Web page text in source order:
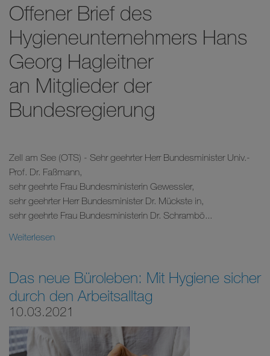
Offener Brief des
Hygieneunternehmers Hans
Georg Hagleitner
an Mitglieder der
Bundesregierung
Zell am See (OTS) - Sehr geehrter Herr Bundesminister Univ.-
Prof. Dr. Faßmann,
sehr geehrte Frau Bundesministerin Gewessler,
sehr geehrter Herr Bundesminister Dr. Mückste in,
sehr geehrte Frau Bundesministerin Dr. Schrambö...
Weiterlesen
Das neue Büroleben: Mit Hygiene sicher
durch den Arbeitsalltag
10.03.2021